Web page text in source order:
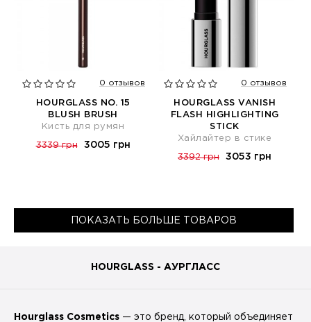
0 отзывов
HOURGLASS NO. 15
BLUSH BRUSH
Кисть для румян
3339 грн 3005 грн
0 отзывов
HOURGLASS VANISH
FLASH HIGHLIGHTING
STICK
Хайлайтер в стике
3392 грн 3053 грн
ПОКАЗАТЬ БОЛЬШЕ ТОВАРОВ
HOURGLASS - АУРГЛАСС
Hourglass Cosmetics — это бренд, который объединяет